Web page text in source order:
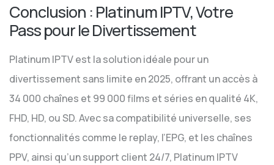
Conclusion : Platinum IPTV, Votre
Pass pour le Divertissement
Platinum IPTV est la solution idéale pour un
divertissement sans limite en 2025, offrant un accès à
34 000 chaînes et 99 000 films et séries en qualité 4K,
FHD, HD, ou SD. Avec sa compatibilité universelle, ses
fonctionnalités comme le replay, l’EPG, et les chaînes
PPV, ainsi qu’un support client 24/7, Platinum IPTV